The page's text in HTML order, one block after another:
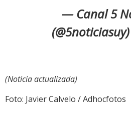
— Canal 5
(@5noticiasuy)
(Noticia actualizada)
Foto: Javier Calvelo / Adhocfotos